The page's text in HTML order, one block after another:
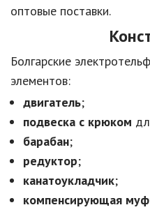
оптовые поставки.
Болгарские
элементов:
двигатель;
подвеска с крюком
барабан;
редуктор;
канатоукладчик;
компенсирующая